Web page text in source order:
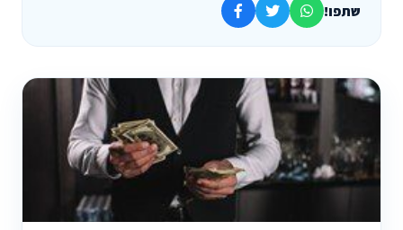
שתפו!